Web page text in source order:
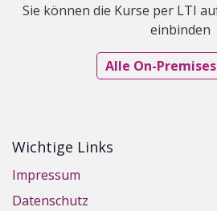
Sie können die Kurse per LTI
einbinden
Alle On-
Wichtige Links
Impressum
Datenschutz